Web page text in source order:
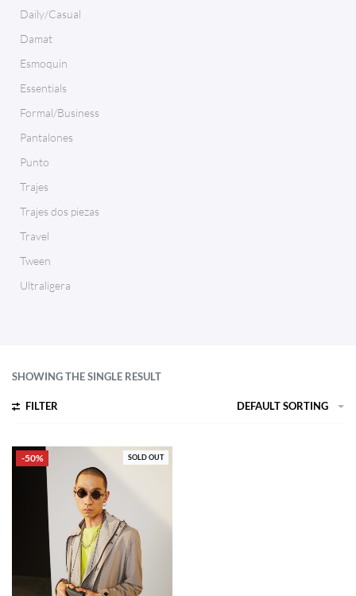
Daily/Casual
Damat
Esmoquin
Essentials
Formal/Business
Pantalones
Punto
Trajes
Trajes dos piezas
Travel
Tween
Ultraligera
SHOWING THE SINGLE RESULT
FILTER DEFAULT SORTING
SOLD OUT
-50%